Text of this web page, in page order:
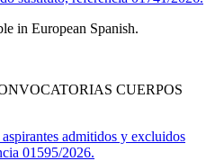
in European Spanish.
CUERPOS
admitidos y excluidos
01595/2026.